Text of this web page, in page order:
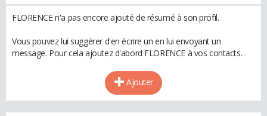
FLORENCE n'a pas encore ajouté de résumé à son profil.
Vous pouvez lui suggérer d'en écrire un en lui envoyant un
message. Pour cela ajoutez d'abord FLORENCE à vos contacts.
Ajouter